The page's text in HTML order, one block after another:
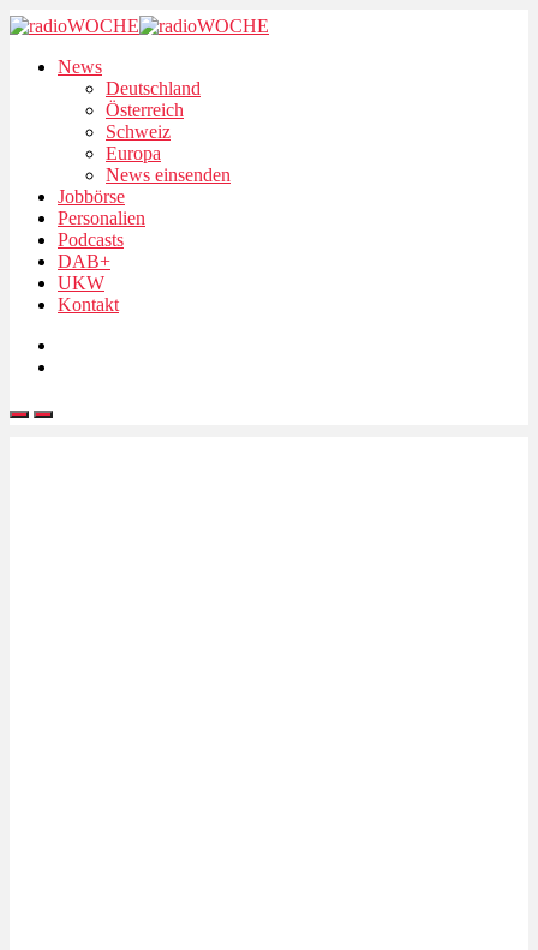
News
Deutschland
Österreich
Schweiz
Europa
News einsenden
Jobbörse
Personalien
Podcasts
DAB+
UKW
Kontakt